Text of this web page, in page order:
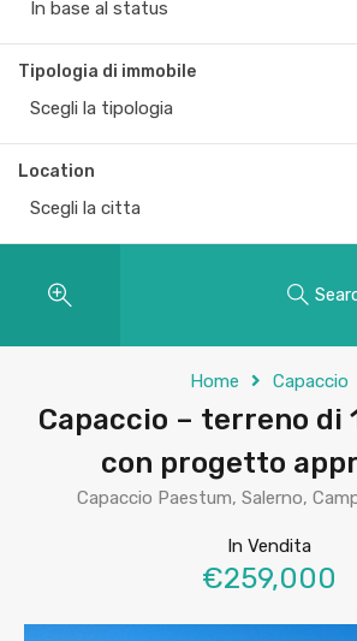
In base al status
Tipologia di immobile
Scegli la tipologia
Location
Scegli la citta
Home Capaccio
Capaccio – terreno di
con progetto
Capaccio Paestum, Salerno,
In Vendita
€259,000